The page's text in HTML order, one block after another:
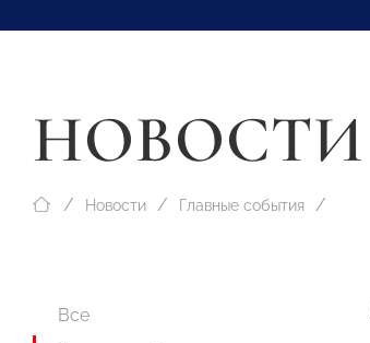
НОВОСТИ
Новости Главные события
Все